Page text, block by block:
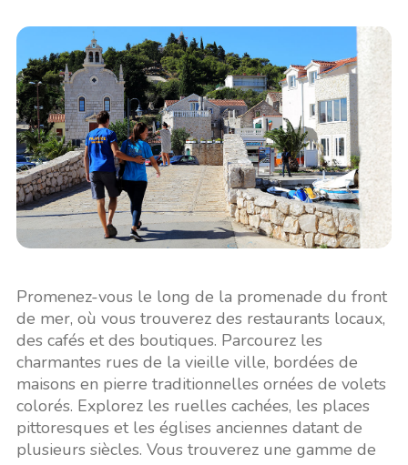
Promenez-vous le long de la promenade du front
de mer, où vous trouverez des restaurants locaux,
des cafés et des boutiques. Parcourez les
charmantes rues de la vieille ville, bordées de
maisons en pierre traditionnelles ornées de volets
colorés. Explorez les ruelles cachées, les places
pittoresques et les églises anciennes datant de
plusieurs siècles. Vous trouverez une gamme de